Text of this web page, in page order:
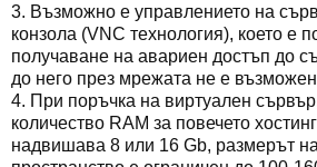
3. Възможно е управлението на
конзола (VNC технология), което е
получаване на авариен достъп до
до него през мрежата не е
4. При поръчка на виртуален
количество RAM за повечето
надвишава 8 или 16 Gb, размерът